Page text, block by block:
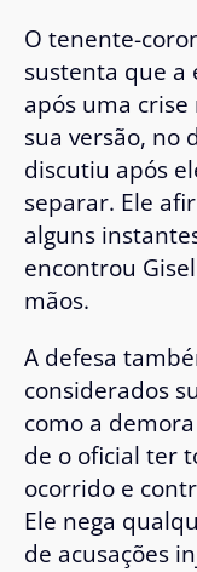
O tenente-
sustenta que a
após uma
sua versão, no
discutiu após
separar. Ele
alguns
encontrou
mãos.
A defesa
considerados
como a
de o oficial ter
ocorrido e
Ele nega
de acusações